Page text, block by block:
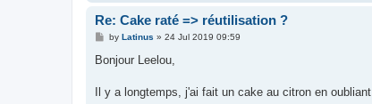
Re: Cake raté => réutilisation ?
P
s
by Latinus » 24 Jul 2019 09:59
Bonjour Leelou,
Il y a longtemps, j'ai fait un cake au citron en